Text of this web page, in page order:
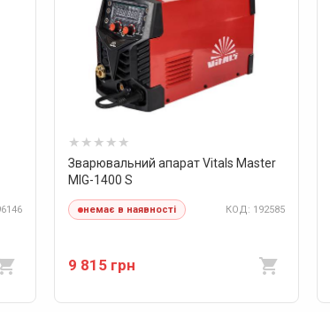
Зварювальний апарат Vitals Master
MIG-1400 S
немає в наявності КОД: 192585
9 815 грн